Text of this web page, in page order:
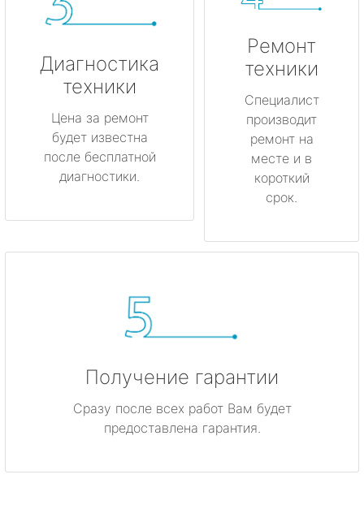
Диагностика
техники
Цена за ремонт
будет известна
после бесплатной
диагностики.
Ремонт
техники
Специалист
производит
ремонт на
месте и в
короткий
срок.
Получение гарантии
Сразу после всех работ Вам будет
предоставлена гарантия.